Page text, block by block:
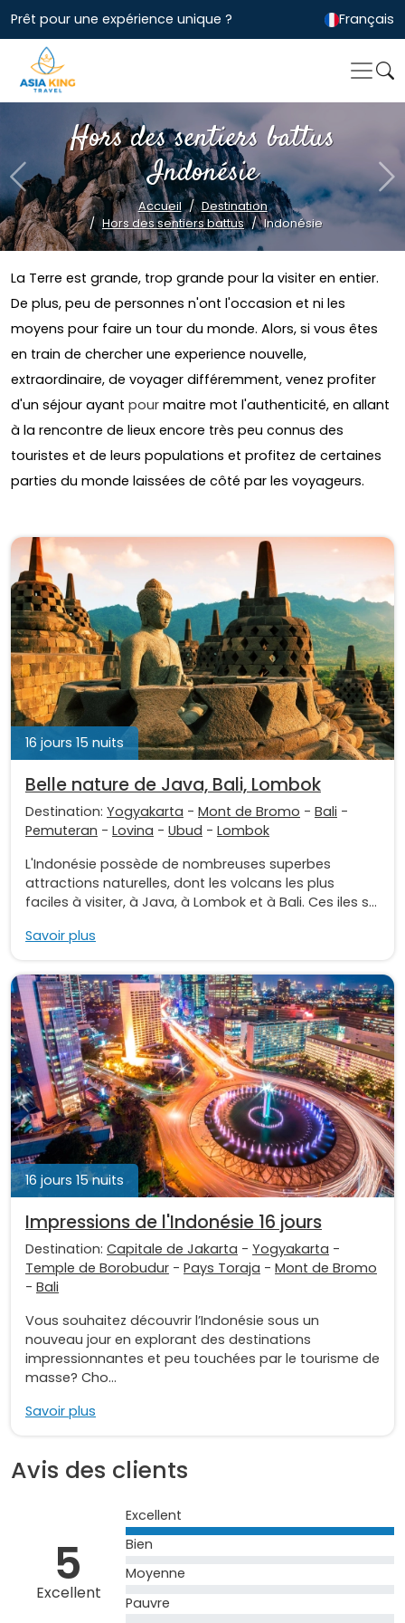
Prêt pour une expérience unique ? Français
Hors des sentiers battus
Indonésie
Accueil
Destination
Hors des sentiers battus
Indonésie
Previous
La Terre est grande, trop grande pour la visiter en entier.
De plus, peu de personnes n'ont l'occasion et ni les
moyens pour faire un tour du monde. Alors, si vous êtes
en train de chercher une experience nouvelle,
extraordinaire, de voyager différemment, venez profiter
d'un séjour ayant pour maitre mot l'authenticité, en allant
à la rencontre de lieux encore très peu connus des
touristes et de leurs populations et profitez de certaines
parties du monde laissées de côté par les voyageurs.
16 jours 15 nuits
Belle nature de Java, Bali, Lombok
Destination: Yogyakarta - Mont de Bromo - Bali -
Pemuteran - Lovina - Ubud - Lombok
L'Indonésie possède de nombreuses superbes
attractions naturelles, dont les volcans les plus
faciles à visiter, à Java, à Lombok et à Bali. Ces iles s...
Savoir plus
16 jours 15 nuits
Impressions de l'Indonésie 16 jours
Destination: Capitale de Jakarta - Yogyakarta -
Temple de Borobudur - Pays Toraja - Mont de Bromo
- Bali
Vous souhaitez découvrir l’Indonésie sous un
nouveau jour en explorant des destinations
impressionnantes et peu touchées par le tourisme de
masse? Cho...
Savoir plus
Avis des clients
5
Excellent
Excellent
Bien
Moyenne
Pauvre